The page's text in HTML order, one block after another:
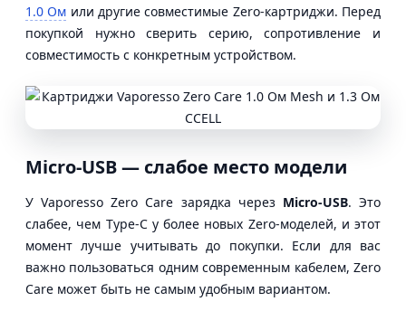
1.0 Ом или другие совместимые Zero-картриджи. Перед
покупкой нужно сверить серию, сопротивление и
совместимость с конкретным устройством.
Micro-USB — слабое место модели
У Vaporesso Zero Care зарядка через Micro-USB. Это
слабее, чем Type-C у более новых Zero-моделей, и этот
момент лучше учитывать до покупки. Если для вас
важно пользоваться одним современным кабелем, Zero
Care может быть не самым удобным вариантом.